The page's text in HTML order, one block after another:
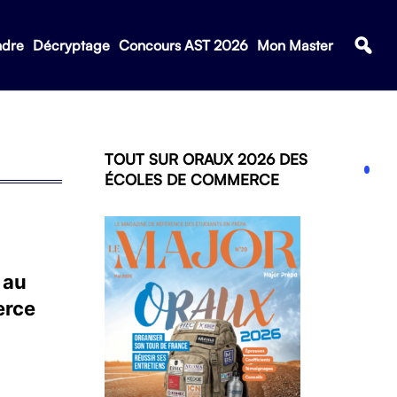
Décryptage Concours AST 2026 Mon Master
TOUT SUR ORAUX 2026 DES
ÉCOLES DE COMMERCE